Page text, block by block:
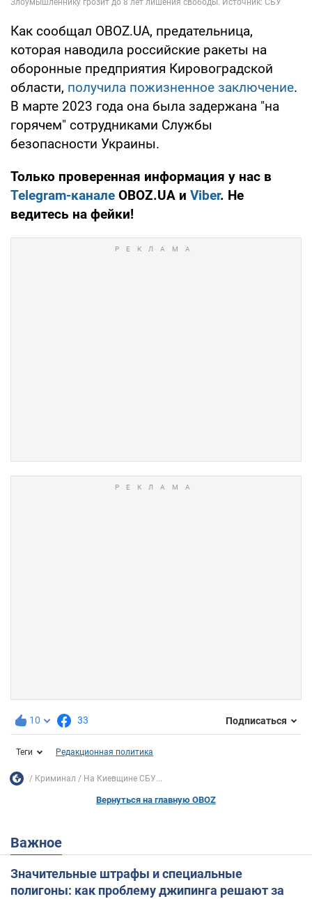
Как сообщал OBOZ.UA, предательница,
которая наводила российские ракеты на
оборонные предприятия Кировоградской
области, получила пожизненное заключение.
В марте 2023 года она была задержана "на
горячем" сотрудниками Службы
безопасности Украины.
Только проверенная информация у нас в
Telegram-канале OBOZ.UA и Viber. Не
ведитесь на фейки!
10 33 Подписаться
Теги Редакционная политика
Криминал На Киевщине СБУ...
Вернуться на главную OBOZ
Важное
Значительные штрафы и специальные
полигоны: как проблему джипинга решают за